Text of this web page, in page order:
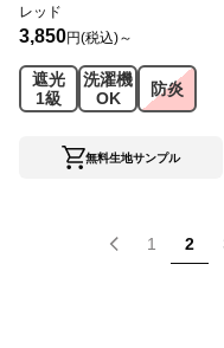
レッド
3,850円(税込)～
遮光
1級
洗濯機
OK
防炎
無料生地サンプル
1 2